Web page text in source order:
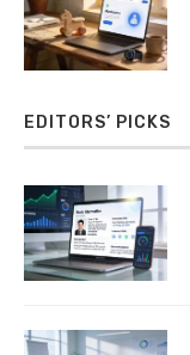
EDITORS’ PICKS